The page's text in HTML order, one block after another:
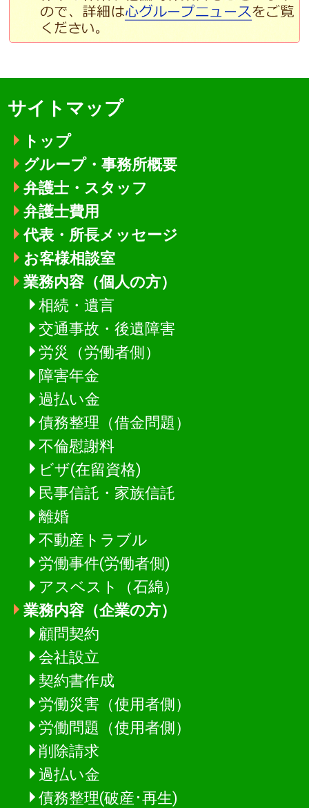
サイトマップ
トップ
グループ・事務所概要
弁護士・スタッフ
弁護士費用
代表・所長メッセージ
お客様相談室
業務内容（個人の方）
相続・遺言
交通事故・後遺障害
労災（労働者側）
障害年金
過払い金
債務整理（借金問題）
不倫慰謝料
ビザ(在留資格)
民事信託・家族信託
離婚
不動産トラブル
労働事件(労働者側)
アスベスト（石綿）
業務内容（企業の方）
顧問契約
会社設立
契約書作成
労働災害（使用者側）
労働問題（使用者側）
削除請求
過払い金
債務整理(破産･再生)